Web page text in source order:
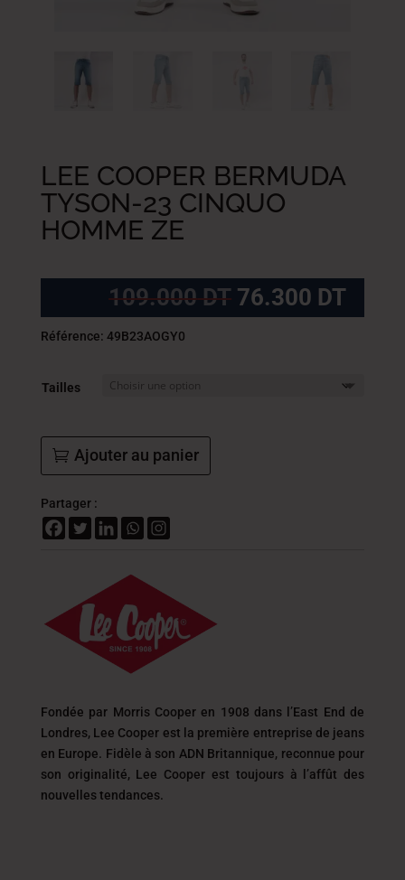
LEE COOPER BERMUDA
TYSON-23 CINQUO
HOMME ZE
109.000DT Le
prix
76.300 DTLe
prix
Référence: 49B23AOGY0
Tailles
Ajouter au panier
Partager :
Fondée par Morris Cooper en 1908 dans l’East End de
Londres, Lee Cooper est la première entreprise de jeans
en Europe. Fidèle à son ADN Britannique, reconnue pour
son originalité, Lee Cooper est toujours à l’affût des
nouvelles tendances.